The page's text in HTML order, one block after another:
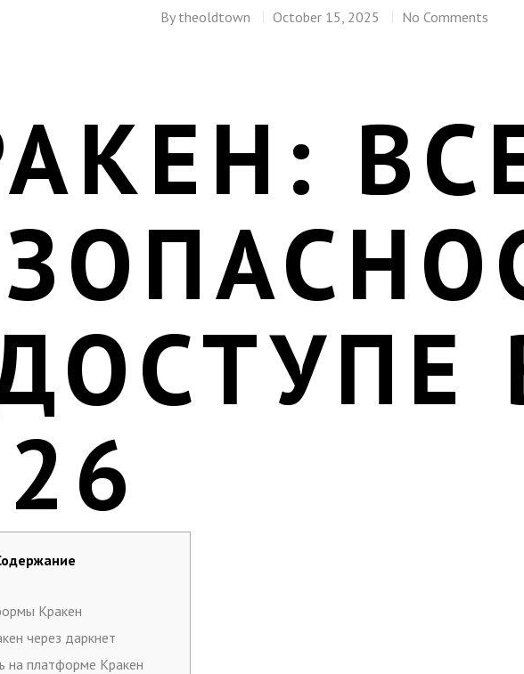
By theoldtown October 15, 2025 No Comments
Кракен
через даркнет
на платформе Кракен